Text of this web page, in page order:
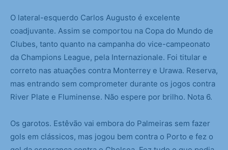
O lateral-esquerdo Carlos Augusto é excelente
coadjuvante. Assim se comportou na Copa do Mundo de
Clubes, tanto quanto na campanha do vice-campeonato
da Champions League, pela Internazionale. Foi titular e
correto nas atuações contra Monterrey e Urawa. Reserva,
mas entrando sem comprometer durante os jogos contra
River Plate e Fluminense. Não espere por brilho. Nota 6.
Os garotos. Estêvão vai embora do Palmeiras sem fazer
gols em clássicos, mas jogou bem contra o Porto e fez o